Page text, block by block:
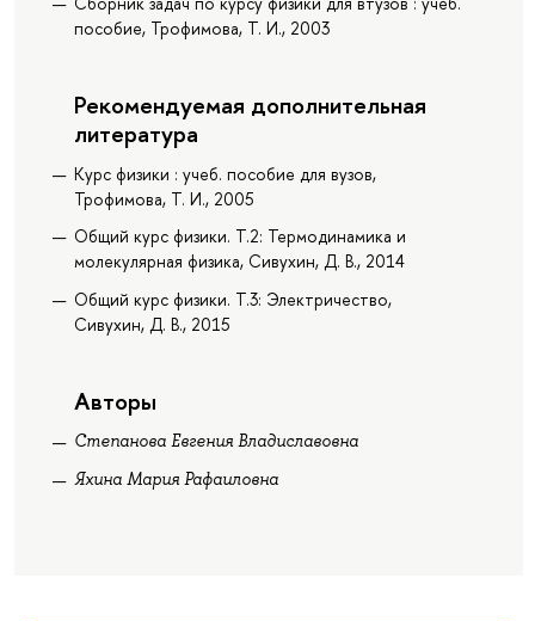
пособие, Трофимова, Т. И., 2003
Рекомендуемая дополнительная
литература
Курс физики : учеб. пособие для вузов,
Трофимова, Т. И., 2005
Общий курс физики. Т.2: Термодинамика и
молекулярная физика, Сивухин, Д. В., 2014
Общий курс физики. Т.3: Электричество,
Сивухин, Д. В., 2015
Авторы
Степанова Евгения Владиславовна
Яхина Мария Рафаиловна